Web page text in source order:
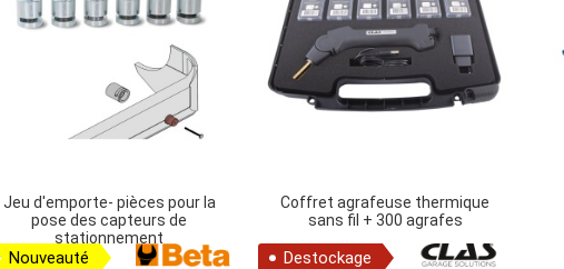
Jeu d'emporte- pièces pour la
pose des capteurs de
stationnement
Nouveauté
Coffret agrafeuse thermique
sans fil + 300 agrafes
Destockage